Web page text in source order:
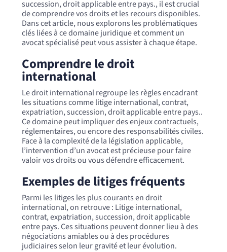
succession, droit applicable entre pays., il est crucial
de comprendre vos droits et les recours disponibles.
Dans cet article, nous explorons les problématiques
clés liées à ce domaine juridique et comment un
avocat spécialisé peut vous assister à chaque étape.
Comprendre le droit
international
Le droit international regroupe les règles encadrant
les situations comme litige international, contrat,
expatriation, succession, droit applicable entre pays..
Ce domaine peut impliquer des enjeux contractuels,
réglementaires, ou encore des responsabilités civiles.
Face à la complexité de la législation applicable,
l’intervention d’un avocat est précieuse pour faire
valoir vos droits ou vous défendre efficacement.
Exemples de litiges fréquents
Parmi les litiges les plus courants en droit
international, on retrouve : Litige international,
contrat, expatriation, succession, droit applicable
entre pays. Ces situations peuvent donner lieu à des
négociations amiables ou à des procédures
judiciaires selon leur gravité et leur évolution.